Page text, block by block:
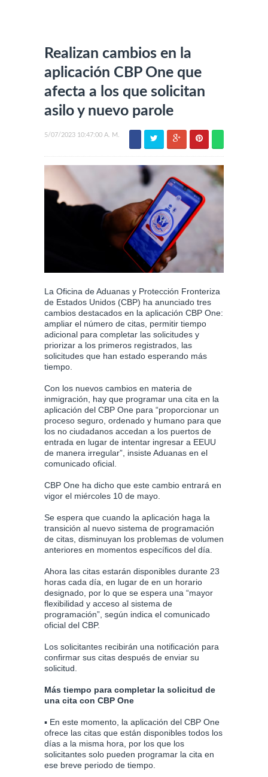
Realizan cambios en la
aplicación CBP One que
afecta a los que solicitan
asilo y nuevo parole
5/07/2023 10:47:00 A. M.
La Oficina de Aduanas y Protección Fronteriza
de Estados Unidos (CBP) ha anunciado tres
cambios destacados en la aplicación CBP One:
ampliar el número de citas, permitir tiempo
adicional para completar las solicitudes y
priorizar a los primeros registrados, las
solicitudes que han estado esperando más
tiempo.
Con los nuevos cambios en materia de
inmigración, hay que programar una cita en la
aplicación del CBP One para “proporcionar un
proceso seguro, ordenado y humano para que
los no ciudadanos accedan a los puertos de
entrada en lugar de intentar ingresar a EEUU
de manera irregular”, insiste Aduanas en el
comunicado oficial.
CBP One ha dicho que este cambio entrará en
vigor el miércoles 10 de mayo.
Se espera que cuando la aplicación haga la
transición al nuevo sistema de programación
de citas, disminuyan los problemas de volumen
anteriores en momentos específicos del día.
Ahora las citas estarán disponibles durante 23
horas cada día, en lugar de en un horario
designado, por lo que se espera una “mayor
flexibilidad y acceso al sistema de
programación”, según indica el comunicado
oficial del CBP.
Los solicitantes recibirán una notificación para
confirmar sus citas después de enviar su
solicitud.
Más tiempo para completar la solicitud de
una cita con CBP One
▪ En este momento, la aplicación del CBP One
ofrece las citas que están disponibles todos los
días a la misma hora, por los que los
solicitantes solo pueden programar la cita en
ese breve periodo de tiempo.